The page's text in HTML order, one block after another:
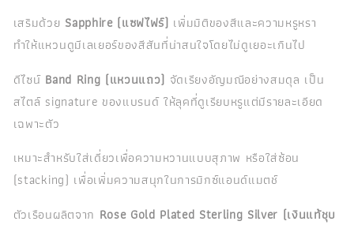
เสริมด้วย Sapphire (แซฟไฟร์) เพิ่มมิติของสีและความหรูหรา
ทำให้แหวนดูมีเลเยอร์ของสีสันที่น่าสนใจโดยไม่ดูเยอะเกินไป
ดีไซน์ Band Ring (แหวนแถว) จัดเรียงอัญมณีอย่างสมดุล เป็น
สไตล์ signature ของแบรนด์ ให้ลุคที่ดูเรียบหรูแต่มีรายละเอียด
เฉพาะตัว
เหมาะสำหรับใส่เดี่ยวเพื่อความหวานแบบสุภาพ หรือใส่ซ้อน
(stacking) เพื่อเพิ่มความสนุกในการมิกซ์แอนด์แมตช์
ตัวเรือนผลิตจาก Rose Gold Plated Sterling Silver (เงินแท้ชุบ